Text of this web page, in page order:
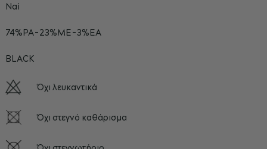
Ναί
74%PA-23%ME-3%EA
BLACK
Όχι λευκαντικά
Όχι στεγνό καθάρισμα